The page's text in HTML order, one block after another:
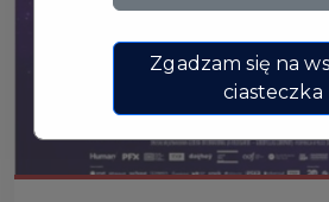
Zgadzam się na
ciasteczka